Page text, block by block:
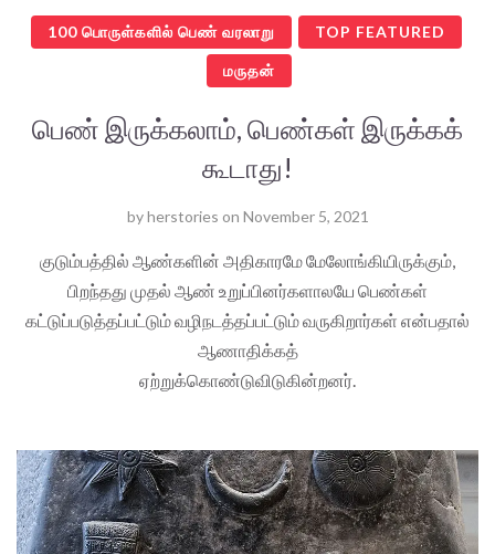
100 பொருள்களில் பெண் வரலாறு TOP FEATURED
மருதன்
பெண் இருக்கலாம், பெண்கள் இருக்கக்
கூடாது!
byherstories on November 5, 2021
குடும்பத்தில் ஆண்களின் அதிகாரமே மேலோங்கியிருக்கும்,
பிறந்தது முதல் ஆண் உறுப்பினர்களாலயே பெண்கள்
கட்டுப்படுத்தப்பட்டும் வழிநடத்தப்பட்டும் வருகிறார்கள் என்பதால்
ஆணாதிக்கத்
ஏற்றுக்கொண்டுவிடுகின்றனர்.